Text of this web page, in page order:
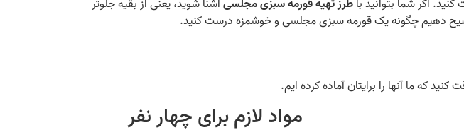
اگر شما بتوانید باطرز تهیه قورمه سبزی مجلسیآشنا شوید، یعنی از بقیه جلوتر
دهیم چگونه یک قورمه سبزی مجلسی و خوشمزه درست کنید.
که ما آنها را برایتان آماده کرده‌ ایم.
مواد لازم برای چهار نفر